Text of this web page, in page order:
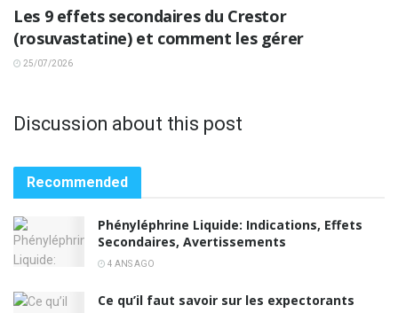
Les 9 effets secondaires du Crestor
(rosuvastatine) et comment les gérer
25/07/2026
Discussion about this post
Recommended
Phényléphrine Liquide: Indications, Effets
Secondaires, Avertissements
4 ANS AGO
Ce qu’il faut savoir sur les expectorants